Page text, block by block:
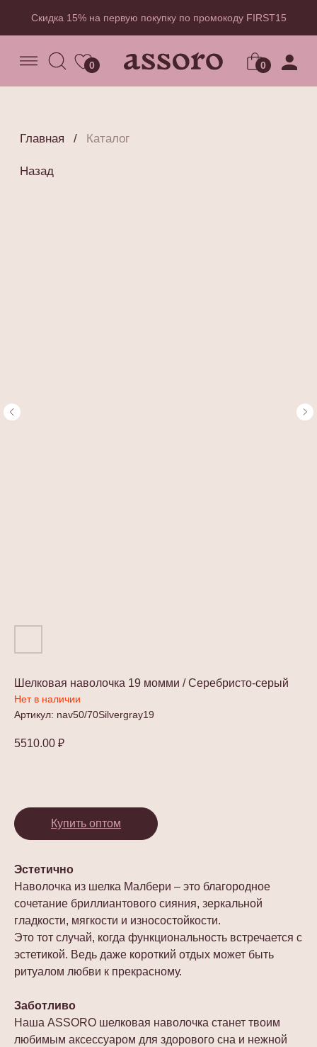
Скидка 15% на первую покупку по промокоду FIRST15
Шелковая наволочка 19 момми / Серебристо-серый
Нет в наличии
Артикул: nav50/70Silvergray19
5510.00 ₽
Купить оптом
Эстетично
Наволочка из шелка Mалбери – это благородное
сочетание бриллиантового сияния, зеркальной
гладкости, мягкости и износостойкости.
Это тот случай, когда функциональность встречается с
эстетикой. Ведь даже короткий отдых может быть
ритуалом любви к прекрасному.
Заботливо
Наша ASSORO шелковая наволочка станет твоим
любимым аксессуаром для здорового сна и нежной